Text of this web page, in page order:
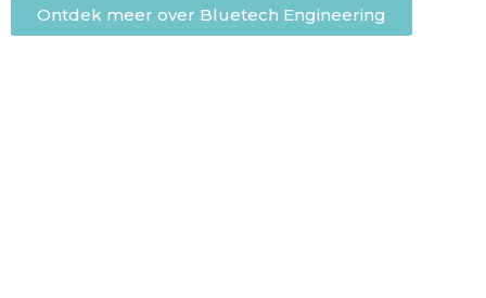
Ontdek meer over Bluetech Engineering